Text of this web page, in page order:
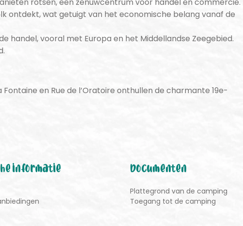
ontdekt, wat getuigt van het economische belang vanaf de
handel, vooral met Europa en het Middellandse Zeegebied.
en Rue de l’Oratoire onthullen de charmante 19e-
informatie Documenten
Plattegrond van de camping
Toegang tot de camping